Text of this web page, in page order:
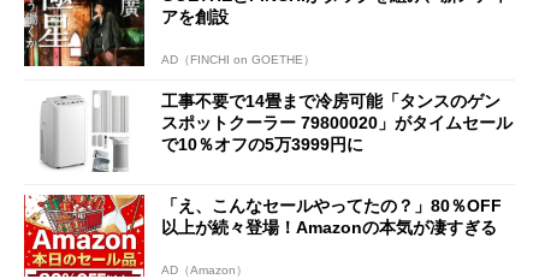
アを創設
AD（FINCHI on GOETHE）
工事不要で14畳まで冷房可能「タンスのゲン
スポットクーラー 79800020」がタイムセール
で10％オフの5万3999円に
「え、こんなセールやってたの？」80％OFF
以上が続々登場！Amazonの本気が凄すぎる
AD（Amazon）